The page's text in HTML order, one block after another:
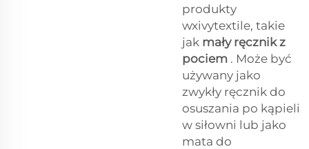
produkty
wxivytextile, takie
jak mały ręcznik z
pociem . Może być
używany jako
zwykły ręcznik do
osuszania po kąpieli
w siłowni lub jako
mata do